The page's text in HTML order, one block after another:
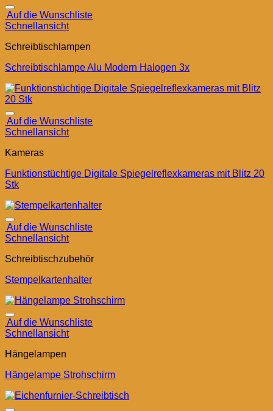
Auf die Wunschliste
Schnellansicht
Schreibtischlampen
Schreibtischlampe Alu Modern Halogen 3x
Auf die Wunschliste
Schnellansicht
Kameras
Funktionstüchtige Digitale Spiegelreflexkameras mit Blitz 20
Stk
Auf die Wunschliste
Schnellansicht
Schreibtischzubehör
Stempelkartenhalter
Auf die Wunschliste
Schnellansicht
Hängelampen
Hängelampe Strohschirm